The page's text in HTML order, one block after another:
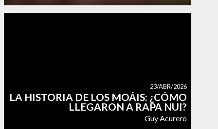
LA HISTORIA DE LOS MOÁIS: ¿CÓMO
LLEGARON A RAPA NUI?
Guy Acurero
23/ABR/2026